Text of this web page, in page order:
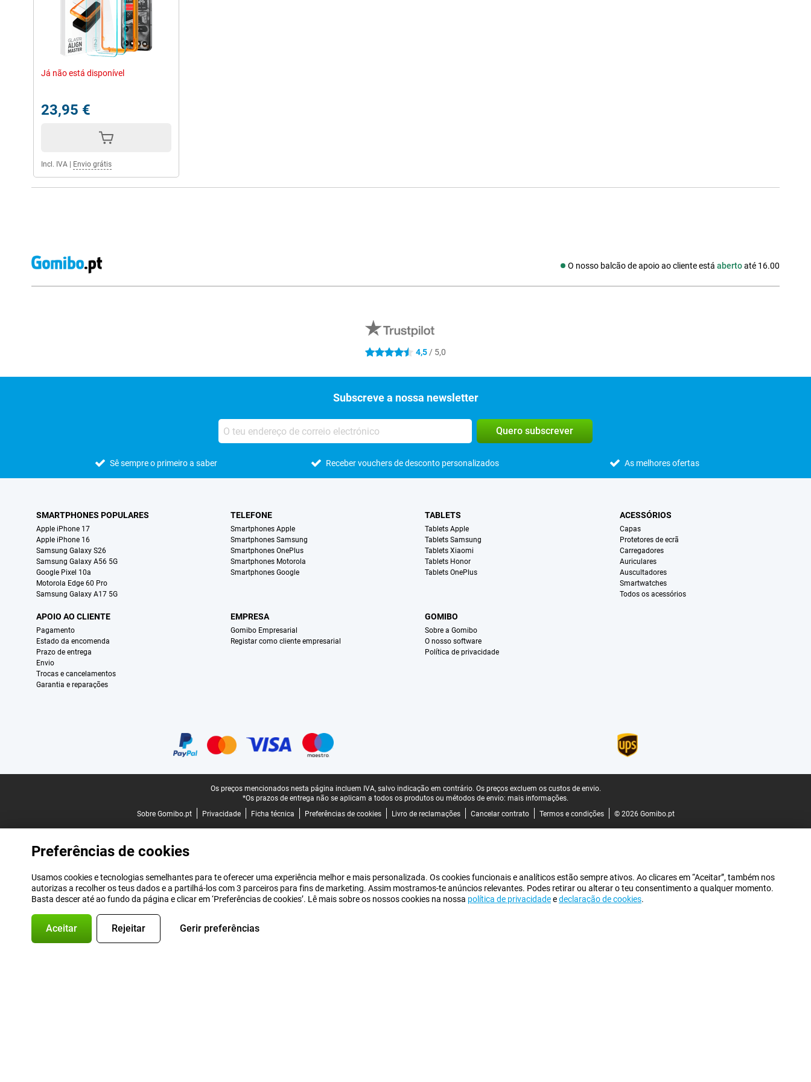
Já não está disponível
23,95 €
Incl. IVA Envio grátis
O nosso balcão de apoio ao cliente está abertoaté 16.00
Redes sociais
4.5 estrelas 4,5 / 5,0
Subscreve a nossa newsletter
Quero subscrever
Sê sempre o primeiro a saber Receber vouchers de desconto personalizados As melhores ofertas
SMARTPHONES POPULARES
Apple iPhone 17
Apple iPhone 16
Samsung Galaxy S26
Samsung Galaxy A56 5G
Google Pixel 10a
Motorola Edge 60 Pro
Samsung Galaxy A17 5G
TELEFONE
Smartphones Apple
Smartphones Samsung
Smartphones OnePlus
Smartphones Motorola
Smartphones Google
TABLETS
Tablets Apple
Tablets Samsung
Tablets Xiaomi
Tablets Honor
Tablets OnePlus
ACESSÓRIOS
Capas
Protetores de ecrã
Carregadores
Auriculares
Auscultadores
Smartwatches
Todos os acessórios
APOIO AO CLIENTE
Pagamento
Estado da encomenda
Prazo de entrega
Envio
Trocas e cancelamentos
Garantia e reparações
EMPRESA
Gomibo Empresarial
Registar como cliente empresarial
GOMIBO
Sobre a Gomibo
O nosso software
Política de privacidade
Os preços mencionados nesta página incluem IVA, salvo indicação em contrário. Os preços excluem os custos de envio.
*Os prazos de entrega não se aplicam a todos os produtos ou métodos de envio: mais informações.
Sobre Gomibo.pt
Privacidade Ficha técnica Preferências de cookies Livro de reclamações Cancelar contrato Termos e condições © 2026 Gomibo.pt
Preferências de cookies
Usamos cookies e tecnologias semelhantes para te oferecer uma experiência melhor e mais personalizada. Os cookies funcionais e analíticos estão sempre ativos. Ao clicares em “Aceitar”, também nos
autorizas a recolher os teus dados e a partilhá-los com 3 parceiros para fins de marketing. Assim mostramos-te anúncios relevantes. Podes retirar ou alterar o teu consentimento a qualquer momento.
Basta descer até ao fundo da página e clicar em ‘Preferências de cookies’. Lê mais sobre os nossos cookies na nossa política de privacidadeedeclaração de cookies.
Aceitar Rejeitar Gerir preferências